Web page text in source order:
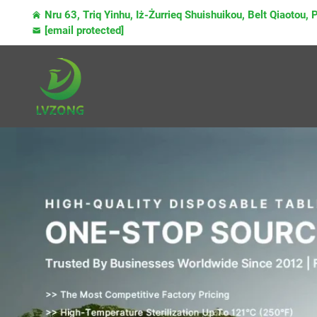
Nru 63, Triq Yinhu, Iż-Żurrieq Shuishuikou, Belt Qiaotou,
[email protected]